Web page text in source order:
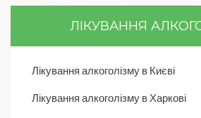
ЛІКУВАННЯ
Лікування алкоголізму в Києві
Лікування алкоголізму в Харкові